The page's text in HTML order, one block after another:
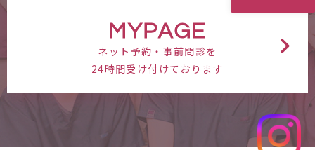
MYPAGE
ネット予約・事前問診を
24時間受け付けております